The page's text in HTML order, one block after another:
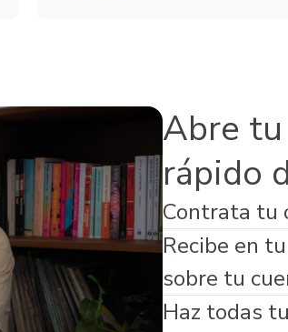
respaldada por Banco Guayaquil
Abre
rápido
Contrata tu
Recibe en
sobre tu
Haz todas